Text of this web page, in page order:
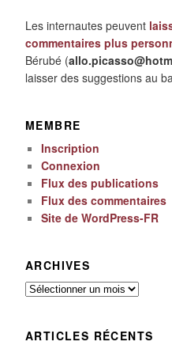
Les internautes peuvent
commentaires plus
Bérubé (
laisser des suggestions au
MEMBRE
Inscription
Connexion
Flux des publications
Flux des commentaires
Site de WordPress-FR
ARCHIVES
Archives
ARTICLES RÉCENTS